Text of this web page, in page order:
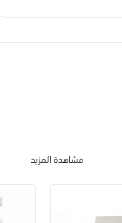
مشاهدة المزيد